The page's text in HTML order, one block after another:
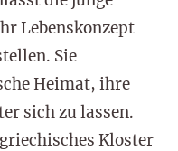
Lebenskonzept
Sie
Heimat, ihre
sich zu lassen.
Kloster